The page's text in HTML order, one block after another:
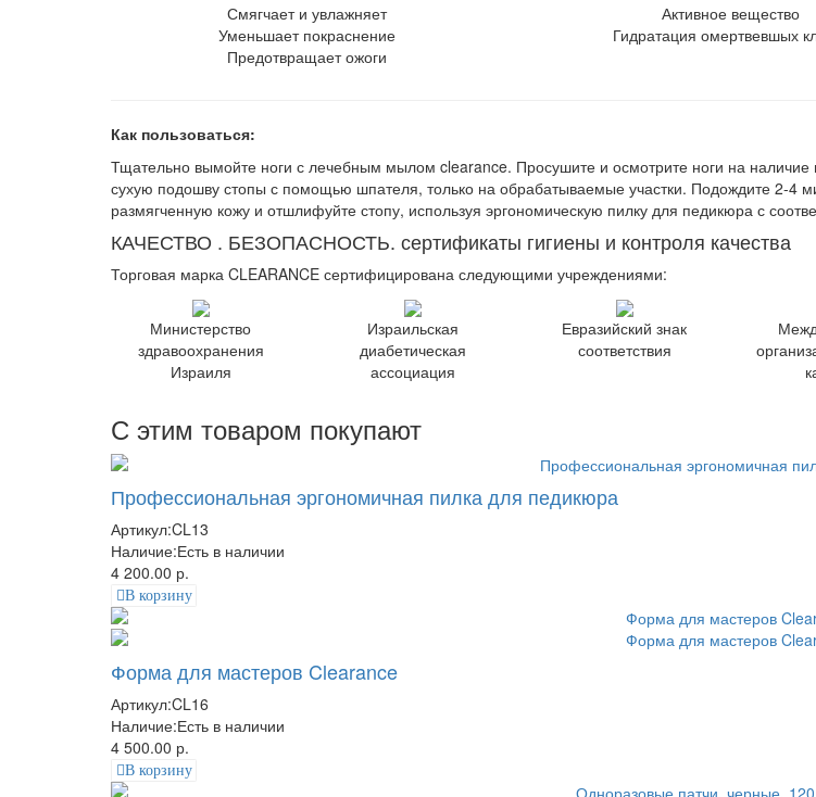
Смягчает и увлажняет
Уменьшает покраснение
Предотвращает ожоги
Активное вещество
Гидратация омертвевшых
Как пользоваться:
Тщательно вымойте ноги с лечебным мылом clearance. Просушите и осмотрите ноги на
сухую подошву стопы с помощью шпателя, только на обрабатываемые участки. Подождите 2-4
размягченную кожу и отшлифуйте стопу, используя эргономическую пилку для педикюра с
КАЧЕСТВО . БЕЗОПАСНОСТЬ. сертификаты гигиены и контроля качества
Торговая марка CLEARANCE сертифицирована следующими учреждениями:
Министерство
здравоохранения
Израиля
Израильская
диабетическая
ассоциация
Евразийский знак
соответствия
С этим товаром покупают
Профессиональная эргономичная пилка для педикюра
Артикул:CL13
Наличие:Есть в наличии
4 200.00 р.
В корзину
Форма для мастеров Clearance
Артикул:CL16
Наличие:Есть в наличии
4 500.00 р.
В корзину